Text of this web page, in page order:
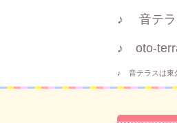
♪ 音テ
♪ oto-
♪ 音テラスは東